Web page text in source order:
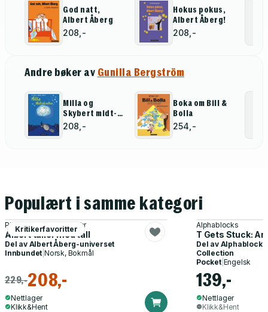
God natt,
Albert Åberg
208,-
Hokus pokus,
Albert Åberg!
208,-
Andre bøker av Gunilla Bergström
Milla og
Skybert midt-
på-natten
208,-
Boka om Bill &
Bolla
254,-
Populært i samme kategori
Kritikerfavoritter
Pia Hinnerud, Sofia Hahr
Albert tuller med tall
Del av Albert Åberg-universet
Innbundet |Norsk, Bokmål
229,-208,-
Nettlager
Klikk&Hent
Alphablocks
T Gets Stuck:
Del av Alphablocks
Collection
Pocket| Engelsk
139,-
Nettlager
Klikk&Hent